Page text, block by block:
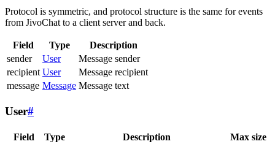
Protocol is symmetric, and protocol structure is the same for events
from JivoChat to a client server and back.
Field Type
Description
sender
User
Message sender
recipient User
Message recipient
message Message Message text
User#
Field Type Description Max size